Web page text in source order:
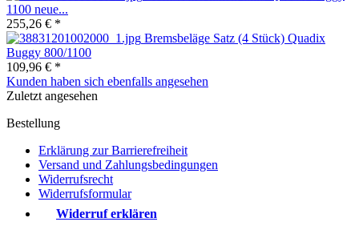
1100 neue...
255,26 € *
Bremsbeläge Satz (4 Stück) Quadix
Buggy 800/1100
109,96 € *
Kunden haben sich ebenfalls angesehen
Zuletzt angesehen
Bestellung
Erklärung zur Barrierefreiheit
Versand und Zahlungsbedingungen
Widerrufsrecht
Widerrufsformular
Widerruf erklären